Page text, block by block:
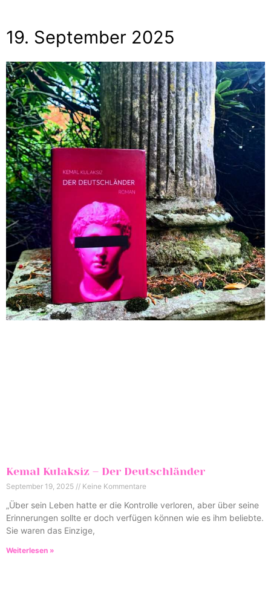
19. September 2025
Kemal Kulaksiz – Der Deutschländer
September 19, 2025 Keine Kommentare
„Über sein Leben hatte er die Kontrolle verloren, aber über seine
Erinnerungen sollte er doch verfügen können wie es ihm beliebte.
Sie waren das Einzige,
Weiterlesen »